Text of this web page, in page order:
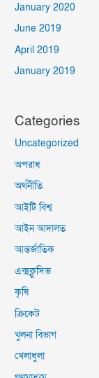
January 2020
June 2019
April 2019
January 2019
Categories
Uncategorized
অপরাধ
অর্থনীতি
আইটি বিশ্ব
আইন আদালত
আন্তর্জাতিক
এক্সক্লুসিভ
কৃষি
ক্রিকেট
খুলনা বিভাগ
খেলাধুলা